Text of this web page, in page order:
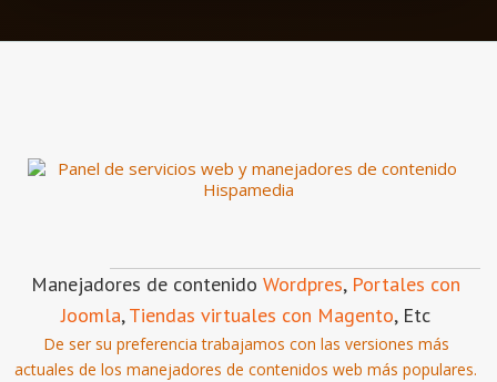
Manejadores de contenido Wordpres, Portales con
Joomla,Tiendas virtuales con Magento, Etc
De ser su preferencia trabajamos con las versiones más
actuales de los manejadores de contenidos web más populares.